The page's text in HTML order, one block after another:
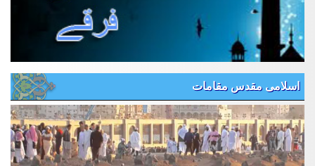
اسلامی مقدس مقامات